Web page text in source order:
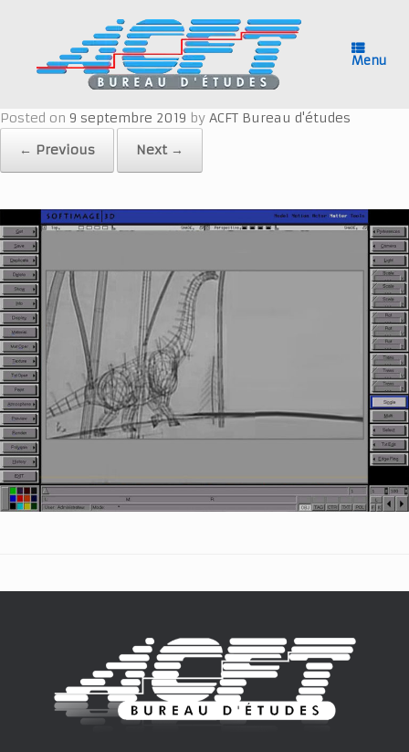
Menu
Posted on 9 septembre 2019 by ACFT Bureau d'études
← Previous
Next →